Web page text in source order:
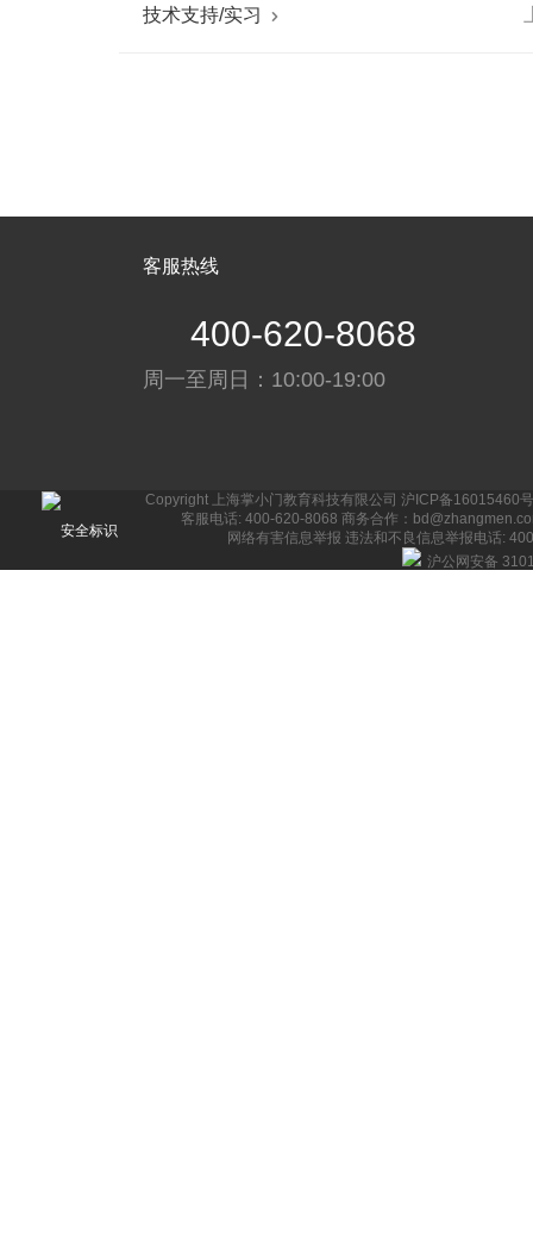
技术支持/实习 
客服热线
400-620-8068
周一至周日：10:00-19:00
Copyright 上海掌小门教育科技有限公司 沪ICP备16015460
客服电话: 400-620-8068 商务合作：
网络有害信息举报 违法和不良信息举报电话:
沪公网安备